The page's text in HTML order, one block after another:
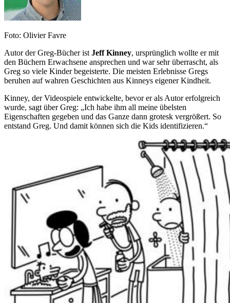
Foto: Olivier Favre
Autor der Greg-Bücher ist Jeff Kinney, ursprünglich wollte er mit
den Büchern Erwachsene ansprechen und war sehr überrascht, als
Greg so viele Kinder begeisterte. Die meisten Erlebnisse Gregs
beruhen auf wahren Geschichten aus Kinneys eigener Kindheit.
Kinney, der Videospiele entwickelte, bevor er als Autor erfolgreich
wurde, sagt über Greg: „Ich habe ihm all meine übelsten
Eigenschaften gegeben und das Ganze dann grotesk vergrößert. So
entstand Greg. Und damit können sich die Kids identifizieren.“